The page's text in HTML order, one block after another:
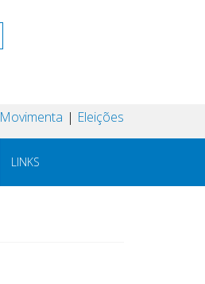
Movimenta Eleições
LINKS